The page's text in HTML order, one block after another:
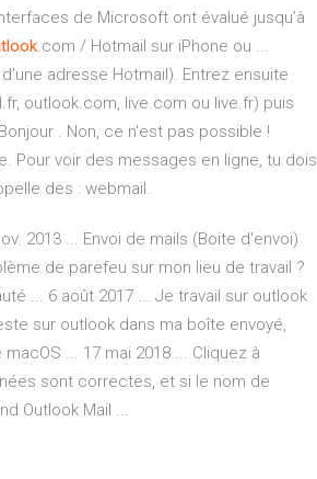
de Microsoft ont évalué jusqu’à
.com / Hotmail sur iPhone ou ...
adresse Hotmail). Entrez ensuite
outlook.com, live.com ou live.fr) puis
. Non, ce n'est pas possible !
Pour voir des messages en ligne, tu dois
des : webmail.
2013 ... Envoi de mails (Boite d'envoi)
de parefeu sur mon lieu de travail ?
... 6 août 2017 ... Je travail sur outlook
sur outlook dans ma boîte envoyé,
... 17 mai 2018 ... Cliquez à
sont correctes, et si le nom de
Outlook Mail ...